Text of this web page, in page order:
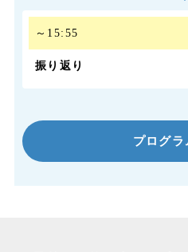
～15:55
振り返り
プログラ